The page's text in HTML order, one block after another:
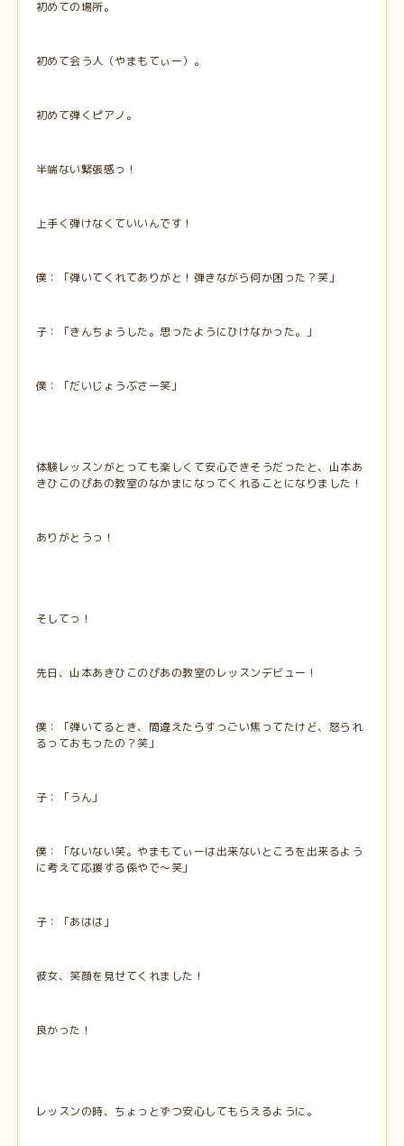
初めての場所。
初めて会う人（やまもてぃー）。
初めて弾くピアノ。
半端ない緊張感っ！
上手く弾けなくていいんです！
僕：「弾いてくれてありがと！弾きながら何か困った？笑」
子：「きんちょうした。思ったようにひけなかった。」
僕：「だいじょうぶさー笑」
体験レッスンがとっても楽しくて安心できそうだったと、山本あ
きひこのぴあの教室のなかまになってくれることになりました！
ありがとうっ！
そしてっ！
先日、山本あきひこのぴあの教室のレッスンデビュー！
僕：「弾いてるとき、間違えたらすっごい焦ってたけど、怒られ
るっておもったの？笑」
子：「うん」
僕：「ないない笑。やまもてぃーは出来ないところを出来るよう
に考えて応援する係やで～笑」
子：「あはは」
彼女、笑顔を見せてくれました！
良かった！
レッスンの時、ちょっとずつ安心してもらえるように。